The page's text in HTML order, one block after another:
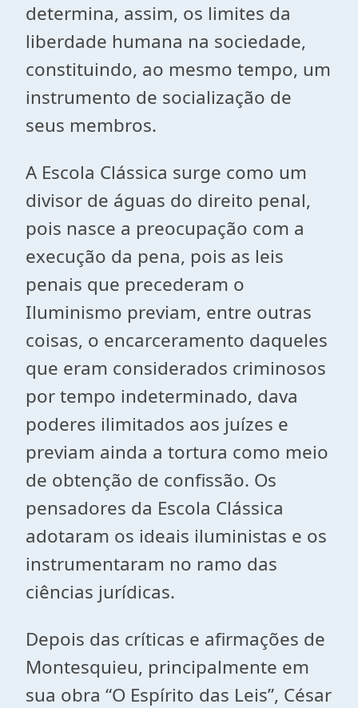
determina, assim, os limites da
liberdade humana na sociedade,
constituindo, ao mesmo tempo, um
instrumento de socialização de
seus membros.
A Escola Clássica surge como um
divisor de águas do direito penal,
pois nasce a preocupação com a
execução da pena, pois as leis
penais que precederam o
Iluminismo previam, entre outras
coisas, o encarceramento daqueles
que eram considerados criminosos
por tempo indeterminado, dava
poderes ilimitados aos juízes e
previam ainda a tortura como meio
de obtenção de confissão. Os
pensadores da Escola Clássica
adotaram os ideais iluministas e os
instrumentaram no ramo das
ciências jurídicas.
Depois das críticas e afirmações de
Montesquieu, principalmente em
sua obra “O Espírito das Leis”, César